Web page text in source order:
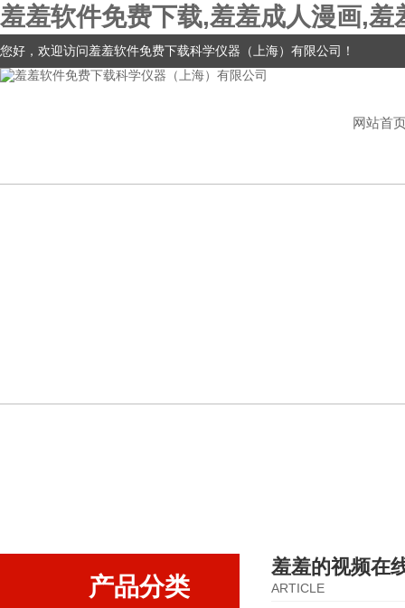
羞羞软件免费下载,羞羞成人漫画,
您好，欢迎访问羞羞软件免费下载科学仪器（上海）有限公司！
网站首
产品分类
羞羞的视频在
ARTICLE